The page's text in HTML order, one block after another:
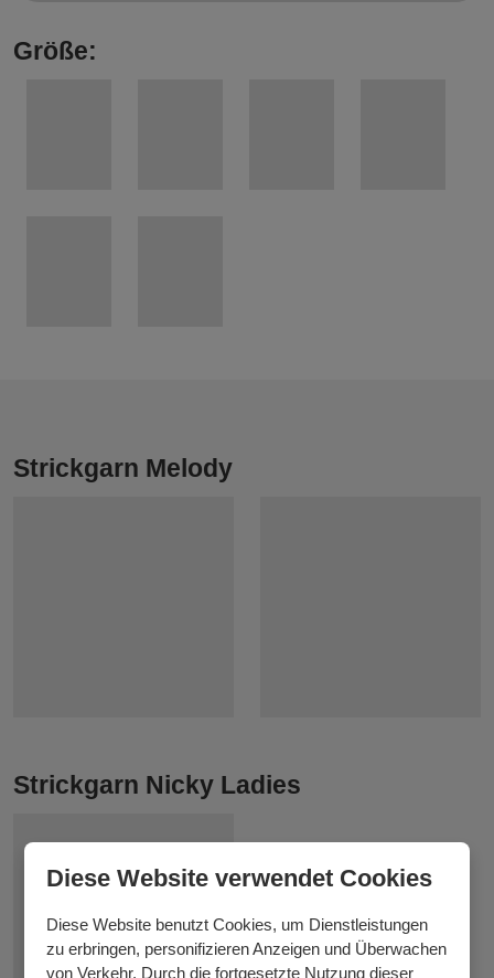
Größe:
Strickgarn Melody
Strickgarn Nicky Ladies
Diese Website verwendet Cookies
Diese Website benutzt Cookies, um Dienstleistungen
zu erbringen, personifizieren Anzeigen und Überwachen
von Verkehr. Durch die fortgesetzte Nutzung dieser